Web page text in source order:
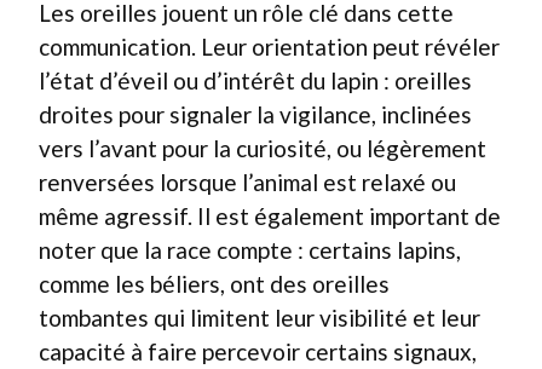
Les oreilles jouent un rôle clé dans cette
communication. Leur orientation peut révéler
l’état d’éveil ou d’intérêt du lapin : oreilles
droites pour signaler la vigilance, inclinées
vers l’avant pour la curiosité, ou légèrement
renversées lorsque l’animal est relaxé ou
même agressif. Il est également important de
noter que la race compte : certains lapins,
comme les béliers, ont des oreilles
tombantes qui limitent leur visibilité et leur
capacité à faire percevoir certains signaux,